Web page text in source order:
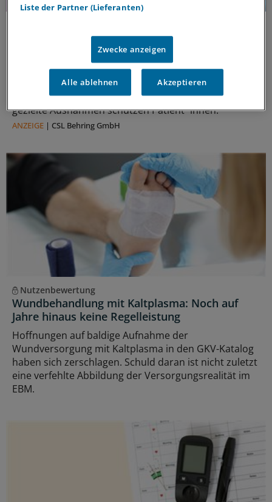
Nationale Politik an Europas Gesundheitszielen
Europas Gesundheitssicherheit braucht verlässlichen
Zugang zu plasma‑basierten Therapien. Pauschale
Kostendämpfung kann Versorgung schwächen -
gezielte Ausnahmen schützen Patient*innen.
ANZEIGE | CSL Behring GmbH
Nutzenbewertung
Wundbehandlung mit Kaltplasma: Noch auf
Jahre hinaus keine Regelleistung
Hoffnungen auf baldige Aufnahme der
Wundversorgung mit Kaltplasma in den GKV-Katalog
haben sich zerschlagen. Schuld daran ist nicht zuletzt
eine verfehlte Abbildung der Versorgungsrealität im
EBM.
Liste der Partner (Lieferanten)
Zwecke anzeigen
Alle ablehnen Akzeptieren